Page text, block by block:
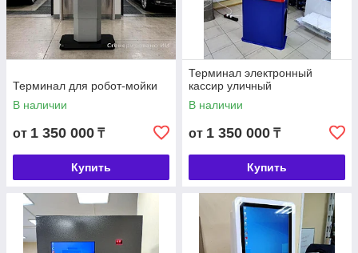
Терминал для робот-мойки
В наличии
от 1 350 000 ₸
Купить
Терминал электронный
кассир уличный
В наличии
от 1 350 000 ₸
Купить